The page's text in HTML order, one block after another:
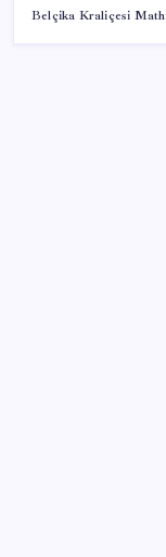
Belçika Kraliçesi